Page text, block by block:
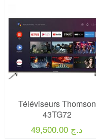
Téléviseurs Thomson
43TG72
49,500.00 د.ج
Marque:LG
Prix:75000
Définition:UHD TV
View Details →